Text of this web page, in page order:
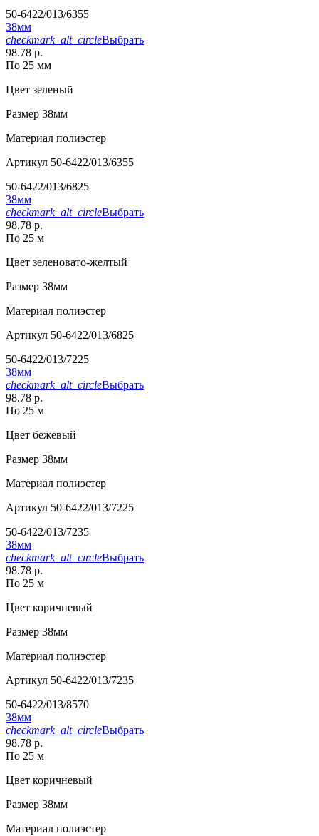
50-6422/013/6355
38мм
checkmark_alt_circleВыбрать
98.78 р.
По 25 мм
Цвет зеленый
Размер 38мм
Материал полиэстер
Артикул 50-6422/013/6355
50-6422/013/6825
38мм
checkmark_alt_circleВыбрать
98.78 р.
По 25 м
Цвет зеленовато-желтый
Размер 38мм
Материал полиэстер
Артикул 50-6422/013/6825
50-6422/013/7225
38мм
checkmark_alt_circleВыбрать
98.78 р.
По 25 м
Цвет бежевый
Размер 38мм
Материал полиэстер
Артикул 50-6422/013/7225
50-6422/013/7235
38мм
checkmark_alt_circleВыбрать
98.78 р.
По 25 м
Цвет коричневый
Размер 38мм
Материал полиэстер
Артикул 50-6422/013/7235
50-6422/013/8570
38мм
checkmark_alt_circleВыбрать
98.78 р.
По 25 м
Цвет коричневый
Размер 38мм
Материал полиэстер